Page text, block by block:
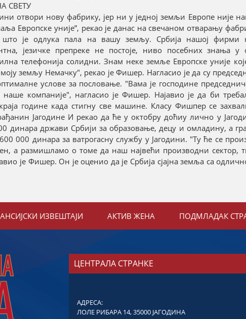
СВЕТУ
отвори нову фабрику, јер ни у једној земљи Европе није
Европске уније”, рекао је данас на свечаном отварању
је одлука пала на вашу земљу. Србија нашој фирми
језичке препреке не постоје, ниво посебних знања у
телефонија солидни. Знам неке земље Европске уније
земљу Немачку", рекао је Фишер. Нагласио је да су
услове за пословање. "Вама је господине
компаније", нагласио је Фишер. Најавио је да би
године када стигну све машине. Класу Фишпер се
Јагодине И рекао да ће у октобру доћиу лично у
динара држави Србији за образовање, децу и омладину, а
000 динара за ватрогасну службу у Јагодини. "Ту ће се
а размишламо о томе да наш највећи производни сектор,
је Фишер. Он је оценио да је Србија сјајна земља са
ИЗВЕШТАЈИ АКТИВ ЖЕНА ПОДМЛАДАК
ЦЕНТРАЛА СТРАНКЕ
АДРЕСА:
ЛОЛЕ РИБАРА 14, 35000 ЈАГОДИНА